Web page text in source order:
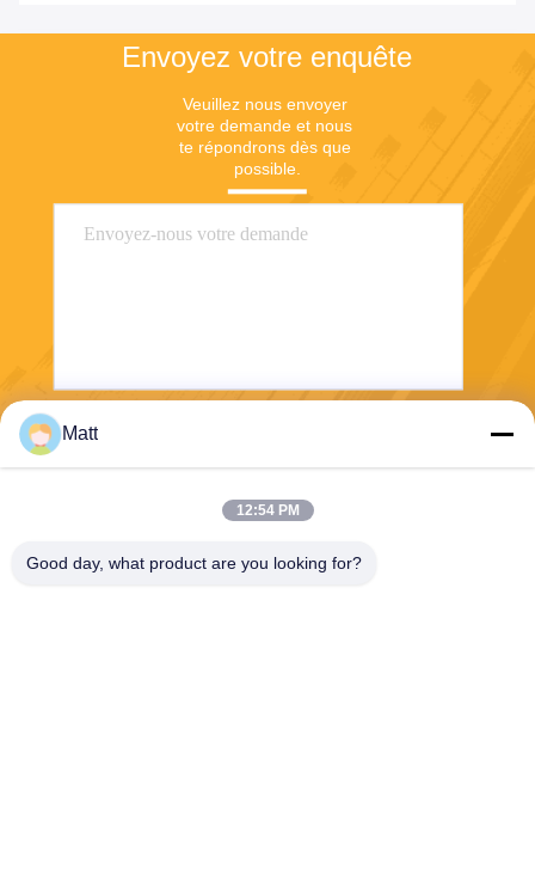
Envoyez votre enquête
Veuillez nous envoyer
votre demande et nous
te répondrons dès que
possible.
Matt
12:54 PM
Good day, what product are you looking for?